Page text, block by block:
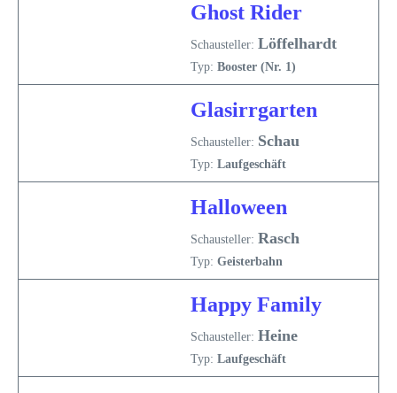
Ghost Rider
Schausteller: Löffelhardt
Typ: Booster (Nr. 1)
Glasirrgarten
Schausteller: Schau
Typ: Laufgeschäft
Halloween
Schausteller: Rasch
Typ: Geisterbahn
Happy Family
Schausteller: Heine
Typ: Laufgeschäft